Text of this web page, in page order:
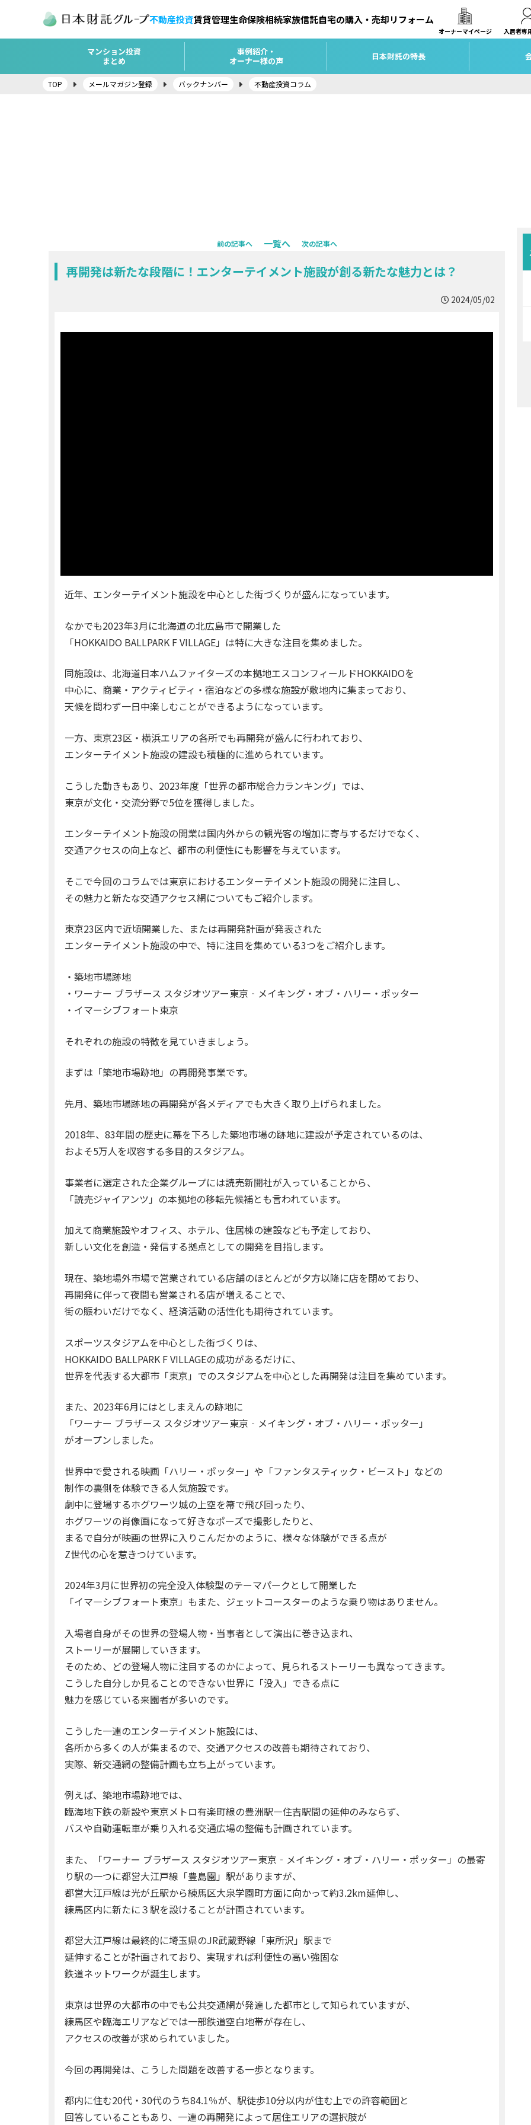
不動産投資賃貸管理生命保険相続家族信託自宅の購入・売却リフォーム
オーナーマイページ 入居者専
マンション投資
まとめ
事例紹介・
オーナー様の声
日本財託の特長
TOP メールマガジン登録 バックナンバー 不動産投資コラム
前の記事へ 一覧へ 次の記事へ
再開発は新たな段階に！エンターテイメント施設が創る新たな魅力とは？
2024/05/02
近年、エンターテイメント施設を中心とした街づくりが盛んになっています。
なかでも2023年3月に北海道の北広島市で開業した
「HOKKAIDO BALLPARK F VILLAGE」は特に大きな注目を集めました。
同施設は、北海道日本ハムファイターズの本拠地エスコンフィールドHOKKAIDOを
中心に、商業・アクティビティ・宿泊などの多様な施設が敷地内に集まっており、
天候を問わず一日中楽しむことができるようになっています。
一方、東京23区・横浜エリアの各所でも再開発が盛んに行われており、
エンターテイメント施設の建設も積極的に進められています。
こうした動きもあり、2023年度「世界の都市総合力ランキング」では、
東京が文化・交流分野で5位を獲得しました。
エンターテイメント施設の開業は国内外からの観光客の増加に寄与するだけでなく、
交通アクセスの向上など、都市の利便性にも影響を与えています。
そこで今回のコラムでは東京におけるエンターテイメント施設の開発に注目し、
その魅力と新たな交通アクセス網についてもご紹介します。
東京23区内で近頃開業した、または再開発計画が発表された
エンターテイメント施設の中で、特に注目を集めている3つをご紹介します。
・築地市場跡地
・ワーナー ブラザース スタジオツアー東京‐メイキング・オブ・ハリー・ポッター
・イマーシブフォート東京
それぞれの施設の特徴を見ていきましょう。
まずは「築地市場跡地」の再開発事業です。
先月、築地市場跡地の再開発が各メディアでも大きく取り上げられました。
2018年、83年間の歴史に幕を下ろした築地市場の跡地に建設が予定されているのは、
およそ5万人を収容する多目的スタジアム。
事業者に選定された企業グループには読売新聞社が入っていることから、
「読売ジャイアンツ」の本拠地の移転先候補とも言われています。
加えて商業施設やオフィス、ホテル、住居棟の建設なども予定しており、
新しい文化を創造・発信する拠点としての開発を目指します。
現在、築地場外市場で営業されている店舗のほとんどが夕方以降に店を閉めており、
再開発に伴って夜間も営業される店が増えることで、
街の賑わいだけでなく、経済活動の活性化も期待されています。
スポーツスタジアムを中心とした街づくりは、
HOKKAIDO BALLPARK F VILLAGEの成功があるだけに、
世界を代表する大都市「東京」でのスタジアムを中心とした再開発は注目を集めています。
また、2023年6月にはとしまえんの跡地に
「ワーナー ブラザース スタジオツアー東京‐メイキング・オブ・ハリー・ポッター」
がオープンしました。
世界中で愛される映画「ハリー・ポッター」や「ファンタスティック・ビースト」などの
制作の裏側を体験できる人気施設です。
劇中に登場するホグワーツ城の上空を箒で飛び回ったり、
ホグワーツの肖像画になって好きなポーズで撮影したりと、
まるで自分が映画の世界に入りこんだかのように、様々な体験ができる点が
Z世代の心を惹きつけています。
2024年3月に世界初の完全没入体験型のテーマパークとして開業した
「イマ―シブフォート東京」もまた、ジェットコースターのような乗り物はありません。
入場者自身がその世界の登場人物・当事者として演出に巻き込まれ、
ストーリーが展開していきます。
そのため、どの登場人物に注目するのかによって、見られるストーリーも異なってきます。
こうした自分しか見ることのできない世界に「没入」できる点に
魅力を感じている来園者が多いのです。
こうした一連のエンターテイメント施設には、
各所から多くの人が集まるので、交通アクセスの改善も期待されており、
実際、新交通網の整備計画も立ち上がっています。
例えば、築地市場跡地では、
臨海地下鉄の新設や東京メトロ有楽町線の豊洲駅―住吉駅間の延伸のみならず、
バスや自動運転車が乗り入れる交通広場の整備も計画されています。
また、「ワーナー ブラザース スタジオツアー東京‐メイキング・オブ・ハリー・ポッター」の最寄
り駅の一つに都営大江戸線「豊島園」駅がありますが、
都営大江戸線は光が丘駅から練馬区大泉学園町方面に向かって約3.2km延伸し、
練馬区内に新たに３駅を設けることが計画されています。
都営大江戸線は最終的に埼玉県のJR武蔵野線「東所沢」駅まで
延伸することが計画されており、実現すれば利便性の高い強固な
鉄道ネットワークが誕生します。
東京は世界の大都市の中でも公共交通網が発達した都市として知られていますが、
練馬区や臨海エリアなどでは一部鉄道空白地帯が存在し、
アクセスの改善が求められていました。
今回の再開発は、こうした問題を改善する一歩となります。
都内に住む20代・30代のうち84.1％が、駅徒歩10分以内が住む上での許容範囲と
回答していることもあり、一連の再開発によって居住エリアの選択肢が